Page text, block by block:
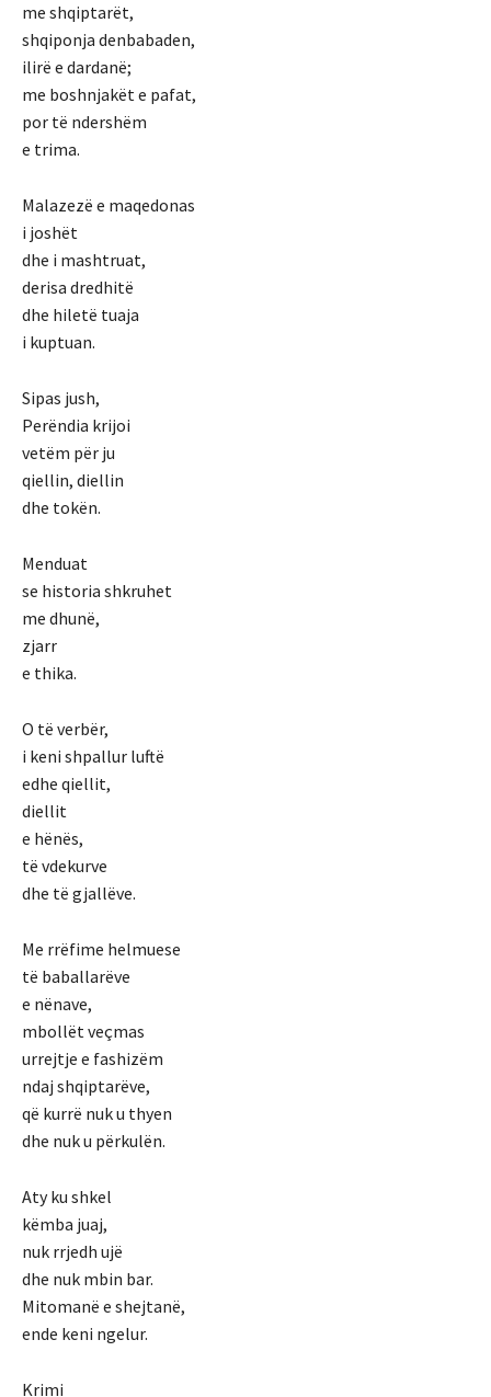
me shqiptarët,
shqiponja denbabaden,
ilirë e dardanë;
me boshnjakët e pafat,
por të ndershëm
e trima.
Malazezë e maqedonas
i joshët
dhe i mashtruat,
derisa dredhitë
dhe hiletë tuaja
i kuptuan.
Sipas jush,
Perëndia krijoi
vetëm për ju
qiellin, diellin
dhe tokën.
Menduat
se historia shkruhet
me dhunë,
zjarr
e thika.
O të verbër,
i keni shpallur luftë
edhe qiellit,
diellit
e hënës,
të vdekurve
dhe të gjallëve.
Me rrëfime helmuese
të baballarëve
e nënave,
mbollët veçmas
urrejtje e fashizëm
ndaj shqiptarëve,
që kurrë nuk u thyen
dhe nuk u përkulën.
Aty ku shkel
këmba juaj,
nuk rrjedh ujë
dhe nuk mbin bar.
Mitomanë e shejtanë,
ende keni ngelur.
Krimi